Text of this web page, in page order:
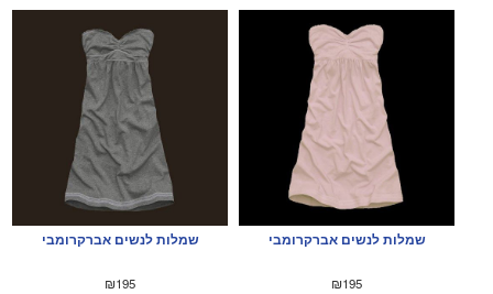
שמלות לנשים אברקרומבי
₪195
שמלות לנשים אברקרומבי
₪195